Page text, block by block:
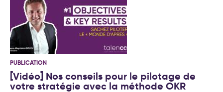
PUBLICATION
[Vidéo] Nos conseils pour le pilotage de
votre stratégie avec la méthode OKR